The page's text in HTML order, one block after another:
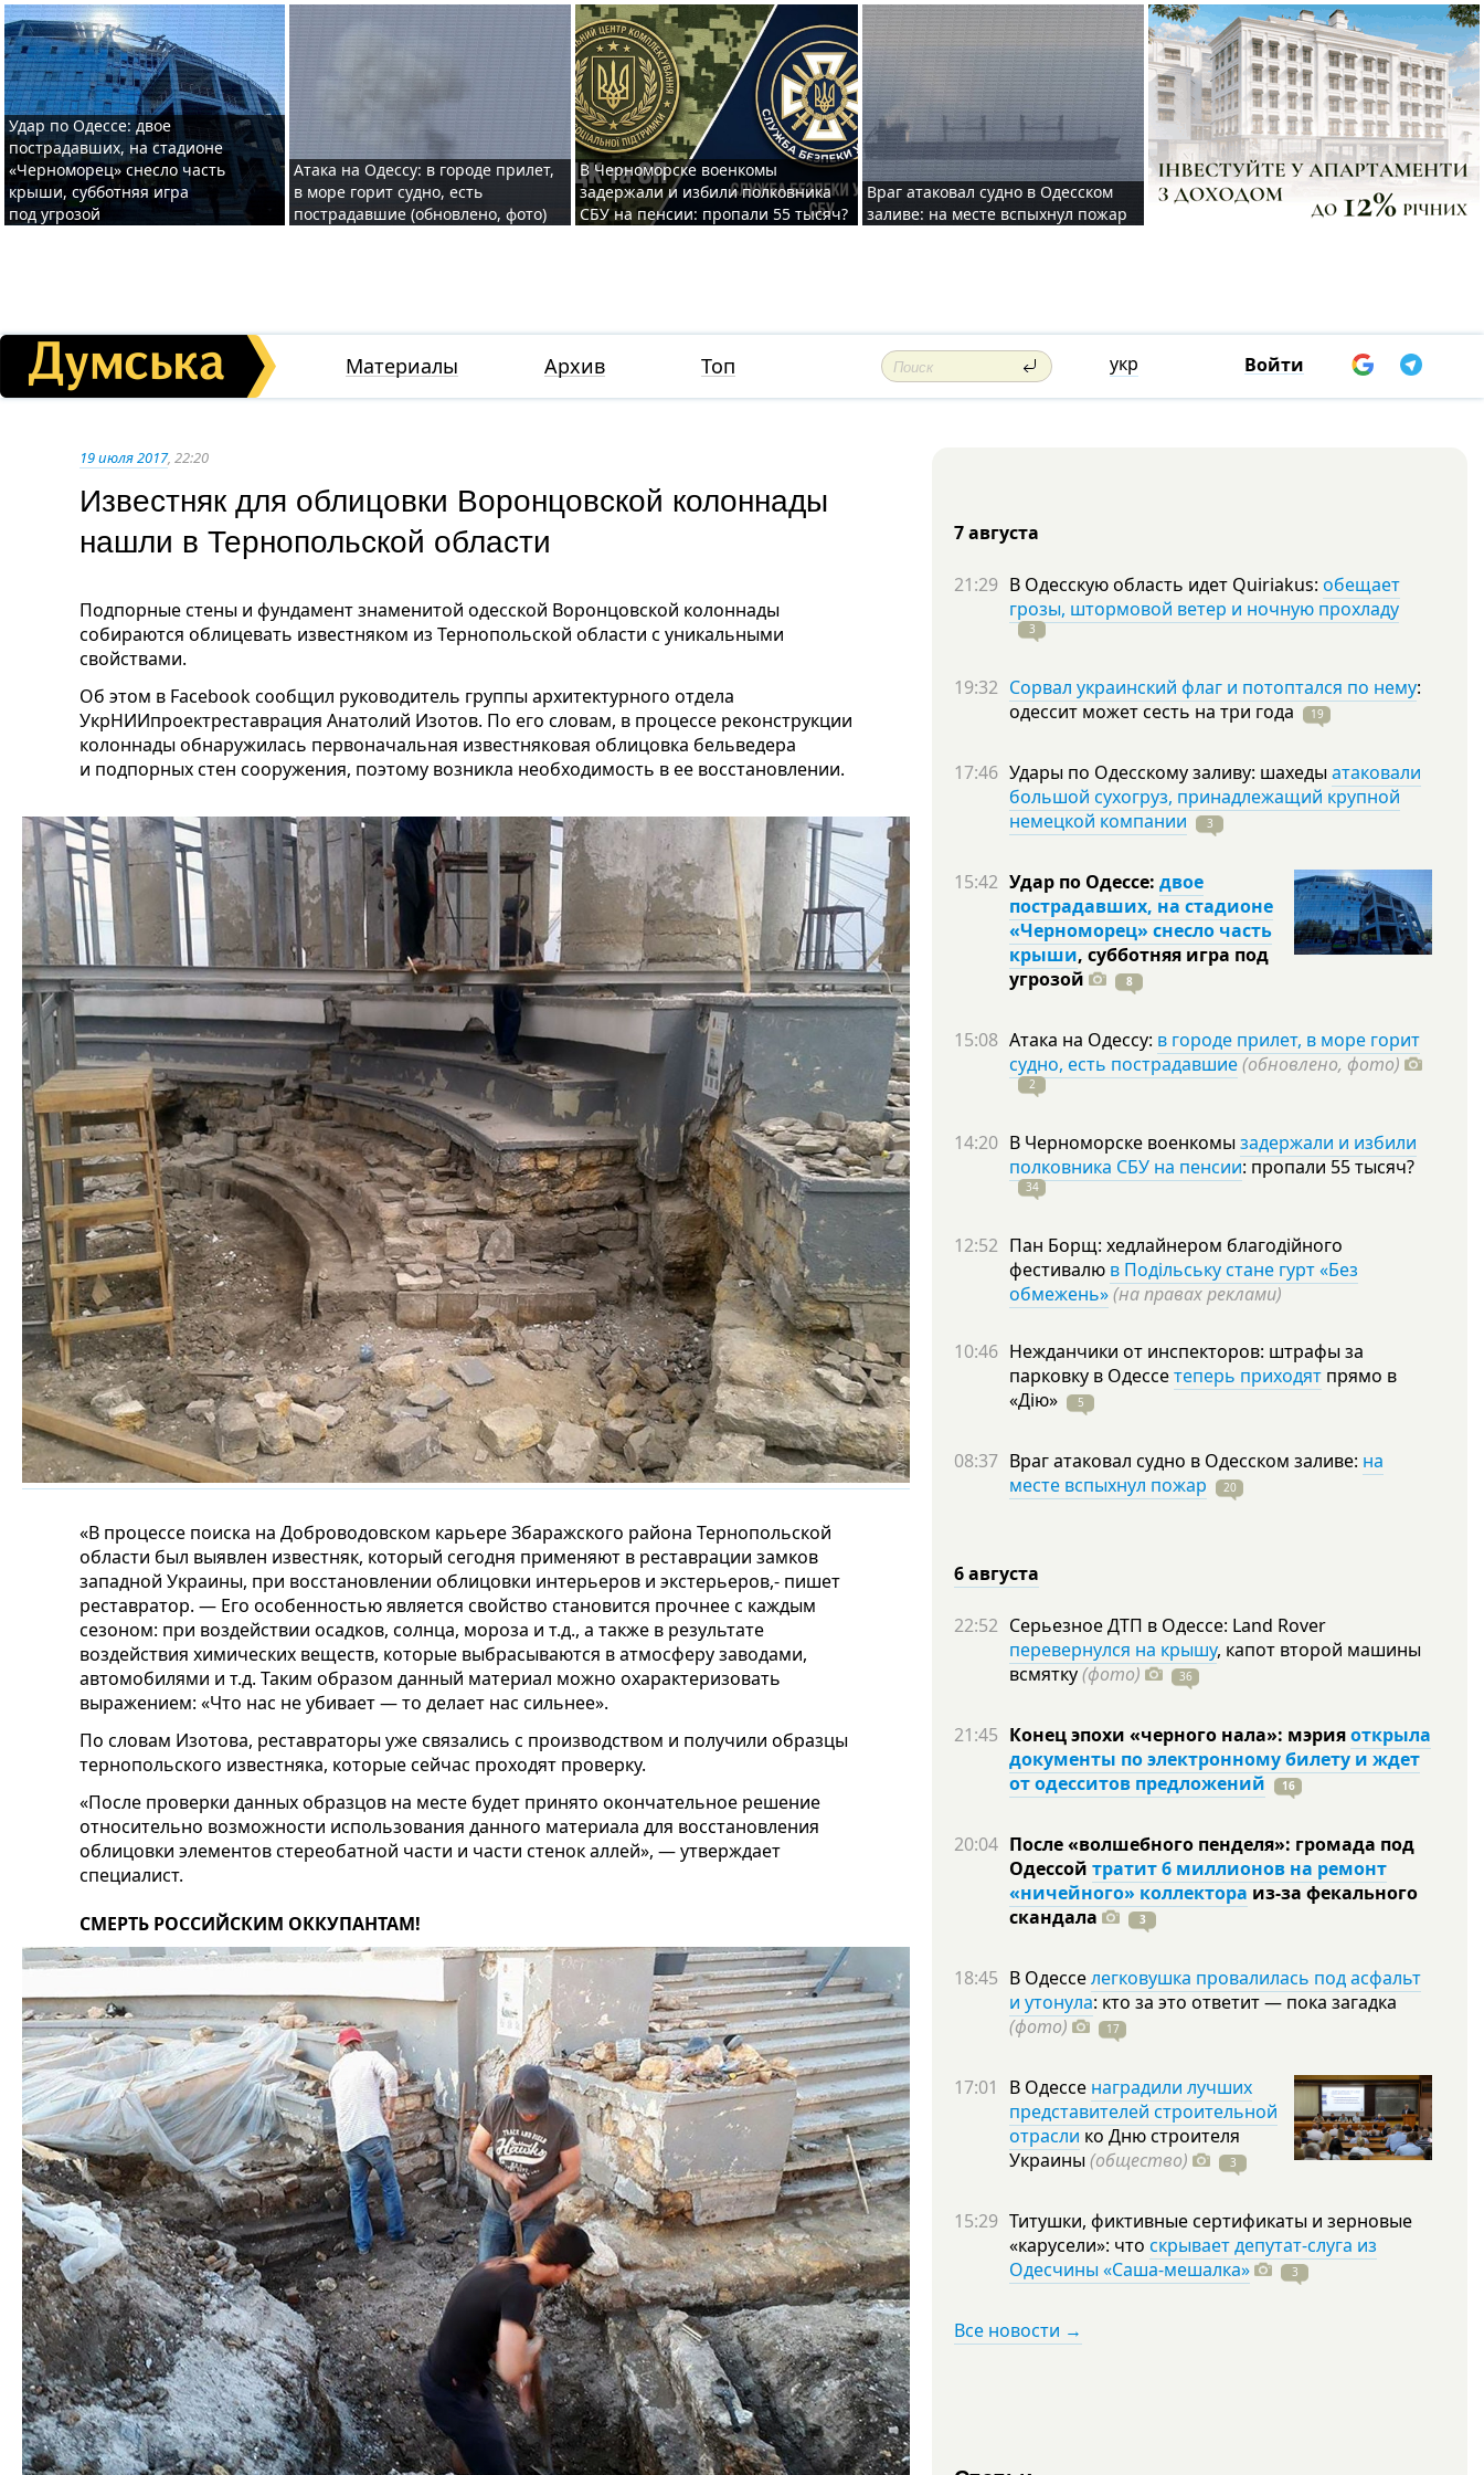
Удар по Одессе: двое
пострадавших, на стадионе
«Черноморец» снесло часть
крыши, субботняя игра
под угрозой
Атака на Одессу: в городе прилет,
в море горит судно, есть
пострадавшие (обновлено, фото)
В Черноморске военкомы
задержали и избили полковника
СБУ на пенсии: пропали 55 тысяч?
Враг атаковал судно в Одесском
заливе: на месте вспыхнул пожар
Материалы Архив Топ укр Войти
19 июля 2017, 22:20
Известняк для облицовки Воронцовской колоннады
нашли в Тернопольской области
Подпорные стены и фундамент знаменитой одесской Воронцовской колоннады
собираются облицевать известняком из Тернопольской области с уникальными
свойствами.
Об этом в Facebook сообщил руководитель группы архитектурного отдела
УкрНИИпроектреставрация Анатолий Изотов. По его словам, в процессе реконструкции
колоннады обнаружилась первоначальная известняковая облицовка бельведера
и подпорных стен сооружения, поэтому возникла необходимость в ее восстановлении.
«В процессе поиска на Доброводовском карьере Збаражского района Тернопольской
области был выявлен известняк, который сегодня применяют в реставрации замков
западной Украины, при восстановлении облицовки интерьеров и экстерьеров,- пишет
реставратор. — Его особенностью является свойство становится прочнее с каждым
сезоном: при воздействии осадков, солнца, мороза и т.д., а также в результате
воздействия химических веществ, которые выбрасываются в атмосферу заводами,
автомобилями и т.д. Таким образом данный материал можно охарактеризовать
выражением: «Что нас не убивает — то делает нас сильнее».
По словам Изотова, реставраторы уже связались с производством и получили образцы
тернопольского известняка, которые сейчас проходят проверку.
«После проверки данных образцов на месте будет принято окончательное решение
относительно возможности использования данного материала для восстановления
облицовки элементов стереобатной части и части стенок аллей», — утверждает
специалист.
СМЕРТЬ РОССИЙСКИМ ОККУПАНТАМ!
7 августа
21:29 В Одесскую область идет Quiriakus: обещает
грозы, штормовой ветер и ночную прохладу
3
19:32 Сорвал украинский флаг и потоптался по нему:
одессит может сесть на три года 19
17:46 Удары по Одесскому заливу: шахеды атаковали
большой сухогруз, принадлежащий крупной
немецкой компании
3
15:42 Удар по Одессе: двое
пострадавших, на стадионе
«Черноморец» снесло часть
крыши, субботняя игра под
угрозой
8
15:08 Атака на Одессу: в городе прилет, в море горит
судно, есть пострадавшие(обновлено, фото)
2
14:20 В Черноморске военкомы задержали и избили
полковника СБУ на пенсии: пропали 55тысяч?
34
12:52 Пан Борщ: хедлайнером благодійного
фестивалю в Подільську стане гурт «Без
обмежень»(на правах реклами)
10:46 Нежданчики от инспекторов: штрафы за
парковку в Одессетеперь приходят прямо в
«Дію»
5
08:37 Враг атаковал судно в Одесском заливе: на
месте вспыхнул пожар
20
6 августа
22:52 Серьезное ДТП в Одессе: Land Rover
перевернулся на крышу, капот второй машины
всмятку(фото) 36
21:45 Конец эпохи «черного нала»: мэрияоткрыла
документы по электронному билету и ждет
от одесситов предложений
16
20:04 После «волшебного пенделя»: громада под
Одессой тратит 6 миллионов на ремонт
«ничейного» коллектора из-за фекального
скандала
3
18:45 В Одесселегковушка провалилась под асфальт
и утонула: кто за это ответит — пока загадка
(фото)
17
17:01 В Одессе наградили лучших
представителей строительной
отрасли ко Дню строителя
Украины (общество) 3
15:29 Титушки, фиктивные сертификаты и зерновые
«карусели»: что скрывает депутат-слуга из
Одесчины «Саша-мешалка»
3
Все новости →